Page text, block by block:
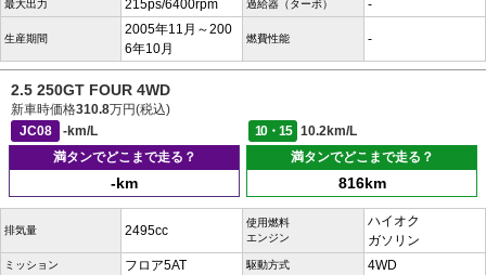
最大出力 215ps/6400rpm 過給器（ターボ） -
生産期間
2005年11月～200
6年10月
燃費性能 -
2.5 250GT FOUR 4WD
新車時価格310.8万円(税込)
JC08
-km/L 10・15
10.2km/L
満タンでどこまで走る？
-km
満タンでどこまで走る？
816km
排気量 2495cc
使用燃料
エンジン
ハイオク
ガソリン
ミッション フロア5AT 駆動方式 4WD